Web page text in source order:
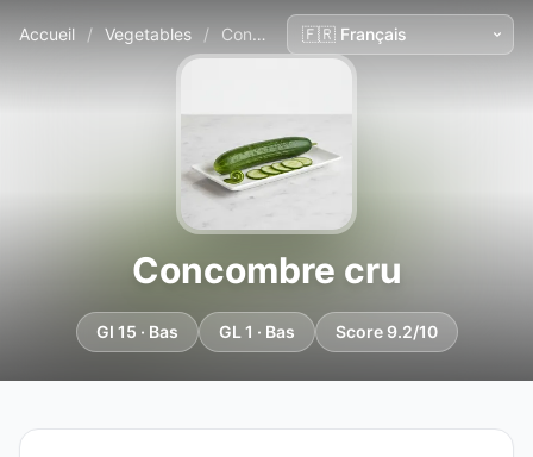
Accueil / Vegetables / Concombre cru
Concombre cru
GI 15 · Bas GL 1 · Bas Score 9.2/10